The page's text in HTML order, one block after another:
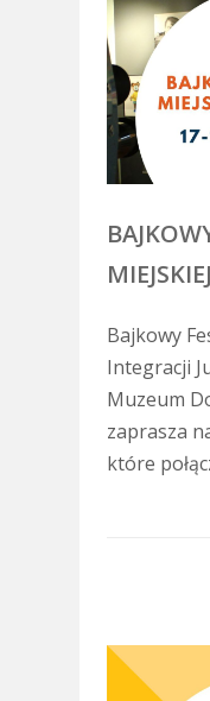
Bajkowy
Integracji
Muzeum
zaprasza
które